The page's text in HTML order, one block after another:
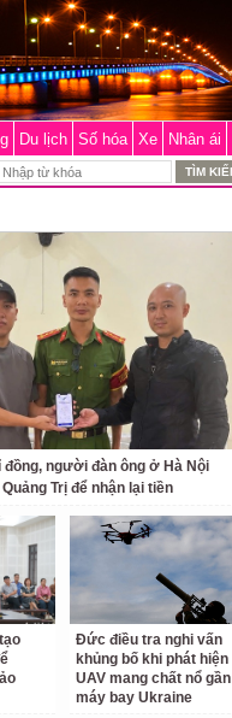
Du lịch Số hóa Xe Nhân ái
đồng, người đàn ông ở Hà Nội
Trị để nhận lại tiền
Đức điều tra nghi vấn
khủng bố khi phát hiện
UAV mang chất nổ gần
máy bay Ukraine